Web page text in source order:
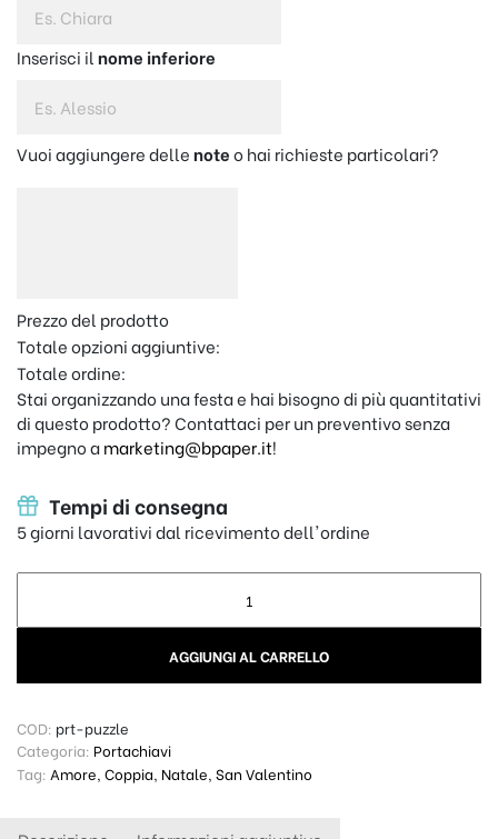
Inserisci il nome inferiore
Vuoi aggiungere dellenoteo hai richieste particolari?
Prezzo del prodotto
Totale opzioni aggiuntive:
Totale ordine:
Stai organizzando una festa e hai bisogno di più quantitativi
di questo prodotto? Contattaci per un preventivo senza
impegno amarketing@bpaper.it!
Tempi di consegna
5 giorni lavorativi dal ricevimento dell'ordine
AGGIUNGI AL CARRELLO
COD: prt-puzzle
Categoria: Portachiavi
Tag: Amore Coppia Natale San Valentino